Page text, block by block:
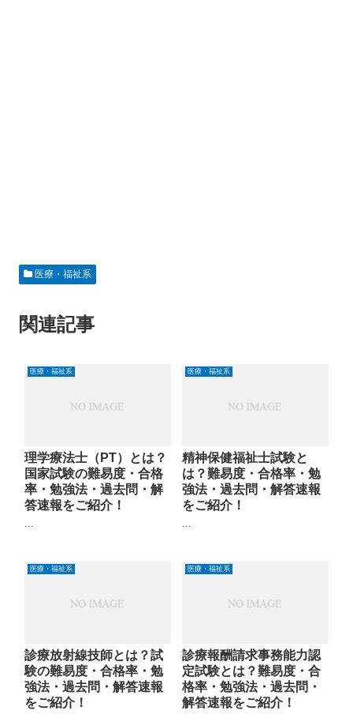
医療・福祉系
関連記事
医療・福祉系
理学療法士（PT）とは？
国家試験の難易度・合格
率・勉強法・過去問・解
答速報をご紹介！
...
医療・福祉系
精神保健福祉士試験と
は？難易度・合格率・勉
強法・過去問・解答速報
をご紹介！
...
医療・福祉系
診療放射線技師とは？試
験の難易度・合格率・勉
強法・過去問・解答速報
をご紹介！
医療・福祉系
診療報酬請求事務能力認
定試験とは？難易度・合
格率・勉強法・過去問・
解答速報をご紹介！